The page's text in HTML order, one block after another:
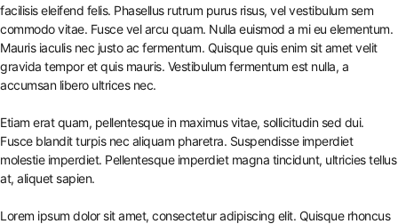
facilisis eleifend felis. Phasellus rutrum purus risus, vel vestibulum sem
commodo vitae. Fusce vel arcu quam. Nulla euismod a mi eu elementum.
Mauris iaculis nec justo ac fermentum. Quisque quis enim sit amet velit
gravida tempor et quis mauris. Vestibulum fermentum est nulla, a
accumsan libero ultrices nec.
Etiam erat quam, pellentesque in maximus vitae, sollicitudin sed dui.
Fusce blandit turpis nec aliquam pharetra. Suspendisse imperdiet
molestie imperdiet. Pellentesque imperdiet magna tincidunt, ultricies tellus
at, aliquet sapien.
Lorem ipsum dolor sit amet, consectetur adipiscing elit. Quisque rhoncus